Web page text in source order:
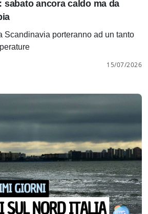
sabato ancora caldo ma da
Scandinavia porteranno ad un tanto
15/07/2026